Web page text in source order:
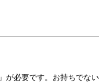
が必要です。お持ちでな